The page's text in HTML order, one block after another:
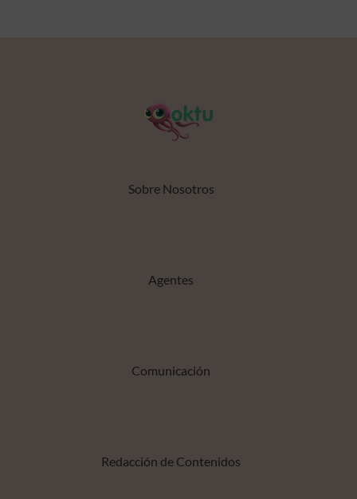
Sobre Nosotros
Agentes
Comunicación
Redacción de Contenidos